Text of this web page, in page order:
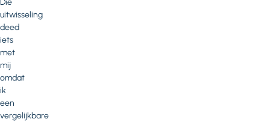
uitwisseling
deed
iets
met
mij
omdat
ik
een
vergelijkbare